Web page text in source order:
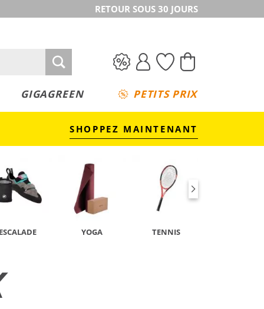
RETOUR SOUS 30 JOURS
GIGAGREEN PETITS PRIX
SHOPPEZ MAINTENANT
YOGA TENNIS